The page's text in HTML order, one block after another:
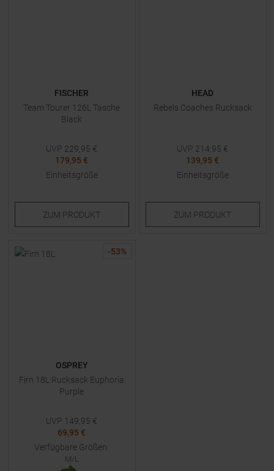
FISCHER
Team Tourer 126L Tasche
Black
UVP 229,95 €
179,95 €
Einheitsgröße
ZUM PRODUKT
HEAD
Rebels Coaches Rucksack
UVP 214,95 €
139,95 €
Einheitsgröße
ZUM PRODUKT
-53%
OSPREY
Firn 18L Rucksack Euphoria
Purple
UVP 149,95 €
69,95 €
Verfügbare Größen:
M/L